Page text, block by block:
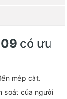
có ưu
mép cắt.
soát của người